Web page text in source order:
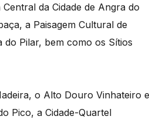
da Cidade de Angra do
a Paisagem Cultural de
Pilar, bem como os Sítios
o Alto Douro Vinhateiro e
Pico, a Cidade-Quartel